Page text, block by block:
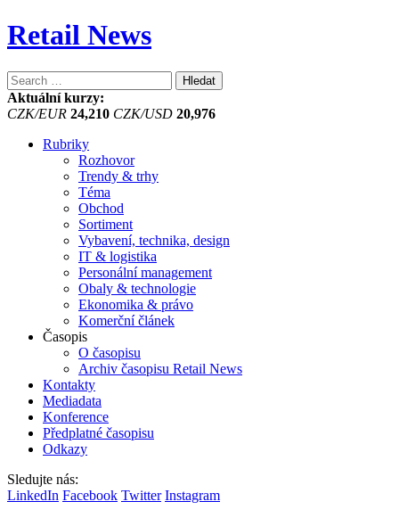
Retail News
Vyhledávání
Aktuální kurzy:
CZK/EUR 24,210 CZK/USD 20,976
Rubriky
Rozhovor
Trendy & trhy
Téma
Obchod
Sortiment
Vybavení, technika, design
IT & logistika
Personální management
Obaly & technologie
Ekonomika & právo
Komerční článek
Časopis
O časopisu
Archiv časopisu Retail News
Kontakty
Mediadata
Konference
Předplatné časopisu
Odkazy
Sledujte nás:
LinkedIn Facebook Twitter Instagram